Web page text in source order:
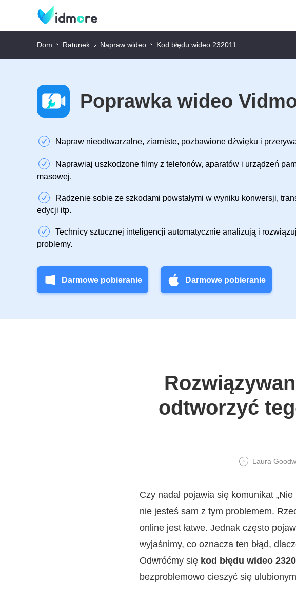
Dom Ratunek Napraw wideo Kod błędu wideo 232011
Poprawka wideo
Napraw nieodtwarzalne, ziarniste, pozbawione dźwięku i
Naprawiaj uszkodzone filmy z telefonów, aparatów i urządzeń
masowej.
Radzenie sobie ze szkodami powstałymi w wyniku konwersji,
edycji itp.
Technicy sztucznej inteligencji automatycznie analizują i
problemy.
Darmowe pobieranie Darmowe pobieranie
odtworzyć
Laura
Czy nadal pojawia się komunikat
nie jesteś sam z tym problemem.
online jest łatwe. Jednak często
wyjaśnimy, co oznacza ten błąd,
Odwróćmy się kod błędu wideo
bezproblemowo cieszyć się